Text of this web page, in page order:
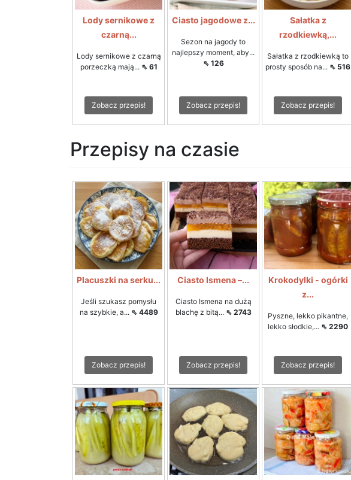
Lody sernikowe z
czarną...
Lody sernikowe z czarną
porzeczką mają... ⇖ 61
Zobacz przepis!
Ciasto jagodowe z...
Sezon na jagody to
najlepszy moment, aby...
⇖ 126
Zobacz przepis!
Sałatka z
rzodkiewką,...
Sałatka z rzodkiewką to
prosty sposób na... ⇖ 516
Zobacz przepis!
Przepisy na czasie
Placuszki na serku...
Jeśli szukasz pomysłu
na szybkie, a... ⇖ 4489
Zobacz przepis!
Ciasto Ismena –...
Ciasto Ismena na dużą
blachę z bitą... ⇖ 2743
Zobacz przepis!
Krokodylki - ogórki
z...
Pyszne, lekko pikantne,
lekko słodkie,... ⇖ 2290
Zobacz przepis!